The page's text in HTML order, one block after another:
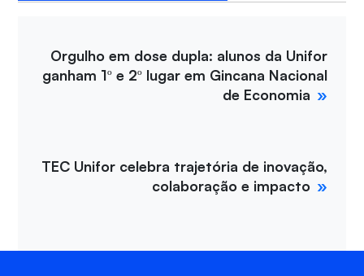
Orgulho em dose dupla: alunos da Unifor
ganham 1º e 2º lugar em Gincana Nacional
de Economia
TEC Unifor celebra trajetória de inovação,
colaboração e impacto